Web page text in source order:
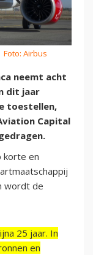
Foto: Airbus
neemt acht
dit jaar
toestellen,
Capital
korte en
wordt de
25 jaar. In
en